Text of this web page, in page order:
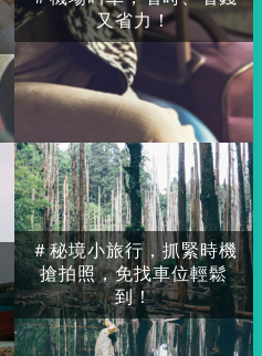
＃秘境小旅行，抓緊時機
搶拍照，免找車位輕鬆
到！
又省力！